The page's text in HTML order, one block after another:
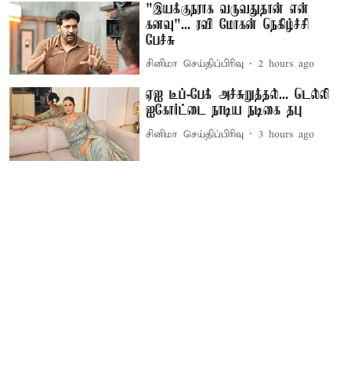
"இயக்குநராக வருவதுதான் என்
கனவு"... ரவி மோகன் நெகிழ்ச்சி
பேச்சு
சினிமா செய்திப்பிரிவு 2 hours ago
ஏஐ டீப்-பேக் அச்சுறுத்தல்... டெல்லி
ஐகோர்ட்டை நாடிய நடிகை தபு
சினிமா செய்திப்பிரிவு 3 hours ago